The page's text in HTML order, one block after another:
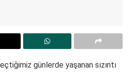
günlerde yaşanan sızıntı